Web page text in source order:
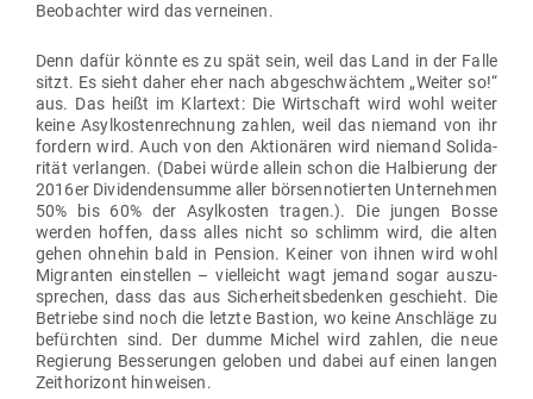
Beob­achter wird das verneinen.
Denn dafür könnte es zu spät sein, weil das Land in der Falle
sitzt. Es sieht daher eher nach abge­schwächtem „Weiter so!“
aus. Das heißt im Klartext: Die Wirt­schaft wird wohl weiter
keine Asyl­kos­ten­rechnung zahlen, weil das niemand von ihr
fordern wird. Auch von den Aktio­nären wird niemand Soli­da­
rität ver­langen. (Dabei würde allein schon die Hal­bierung der
2016er Divi­den­den­summe aller bör­sen­no­tierten Unter­nehmen
50% bis 60% der Asyl­kosten tragen.). Die jungen Bosse
werden hoffen, dass alles nicht so schlimm wird, die alten
gehen ohnehin bald in Pension. Keiner von ihnen wird wohl
Migranten ein­stellen – viel­leicht wagt jemand sogar aus­zu­
sprechen, dass das aus Sicher­heits­be­denken geschieht. Die
Betriebe sind noch die letzte Bastion, wo keine Anschläge zu
befürchten sind. Der dumme Michel wird zahlen, die neue
Regierung Bes­se­rungen geloben und dabei auf einen langen
Zeit­ho­rizont hinweisen.